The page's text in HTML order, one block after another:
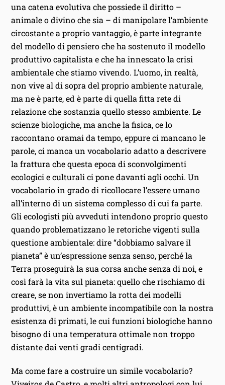
una catena evolutiva che possiede il diritto –
animale o divino che sia – di manipolare l’ambiente
circostante a proprio vantaggio, è parte integrante
del modello di pensiero che ha sostenuto il modello
produttivo capitalista e che ha innescato la crisi
ambientale che stiamo vivendo. L’uomo, in realtà,
non vive al di sopra del proprio ambiente naturale,
ma ne è parte, ed è parte di quella fitta rete di
relazione che sostanzia quello stesso ambiente. Le
scienze biologiche, ma anche la fisica, ce lo
raccontano oramai da tempo, eppure ci mancano le
parole, ci manca un vocabolario adatto a descrivere
la frattura che questa epoca di sconvolgimenti
ecologici e culturali ci pone davanti agli occhi. Un
vocabolario in grado di ricollocare l’essere umano
all’interno di un sistema complesso di cui fa parte.
Gli ecologisti più avveduti intendono proprio questo
quando problematizzano le retoriche vigenti sulla
questione ambientale: dire “dobbiamo salvare il
pianeta” è un’espressione senza senso, perché la
Terra proseguirà la sua corsa anche senza di noi, e
così farà la vita sul pianeta: quello che rischiamo di
creare, se non invertiamo la rotta dei modelli
produttivi, è un ambiente incompatibile con la nostra
esistenza di primati, le cui funzioni biologiche hanno
bisogno di una temperatura ottimale non troppo
distante dai venti gradi centigradi.
Ma come fare a costruire un simile vocabolario?